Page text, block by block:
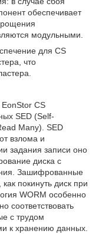
обеспечивает
модульными.
для CS
что
CS
SED (Self-
Many). SED
взлома и
задания записи оно
диска с
Зашифрованные
покинуть диск при
WORM особенно
соответствовать
с трудом
к хранению данных.